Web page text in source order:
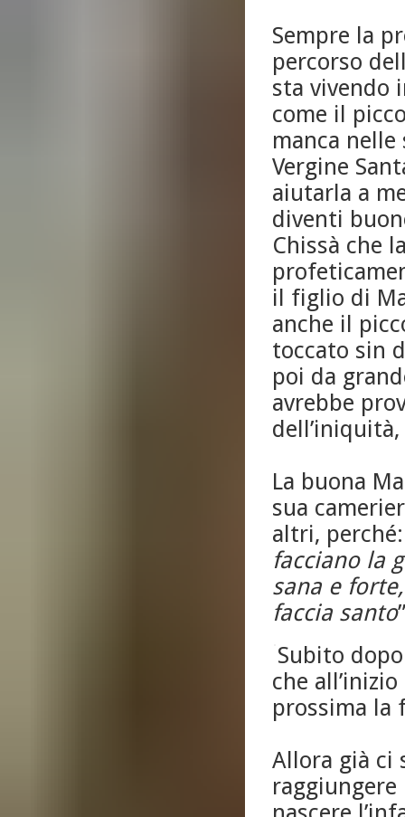
Sempre la
percorso
sta vivendo
come il
manca
Vergine
aiutarla a
diventi
Chissà che
il figlio di
anche il
toccato sin
poi da
avrebbe
La buona
sua
altri,
facciano la
sana e
faccia santo
Subito
che
prossima la
Allora già ci
raggiungere